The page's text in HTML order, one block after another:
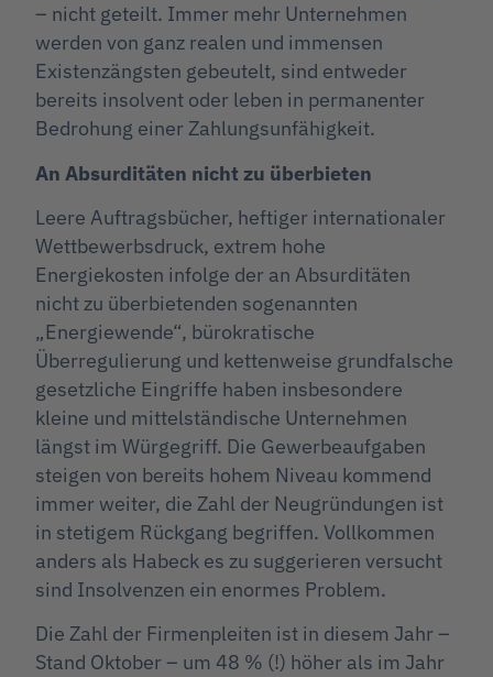
– nicht geteilt. Immer mehr Unternehmen
werden von ganz realen und immensen
Existenzängsten gebeutelt, sind entweder
bereits insolvent oder leben in permanenter
Bedrohung einer Zahlungsunfähigkeit.
An Absurditäten nicht zu überbieten
Leere Auftragsbücher, heftiger internationaler
Wettbewerbsdruck, extrem hohe
Energiekosten infolge der an Absurditäten
nicht zu überbietenden sogenannten
„Energiewende“, bürokratische
Überregulierung und kettenweise grundfalsche
gesetzliche Eingriffe haben insbesondere
kleine und mittelständische Unternehmen
längst im Würgegriff. Die Gewerbeaufgaben
steigen von bereits hohem Niveau kommend
immer weiter, die Zahl der Neugründungen ist
in stetigem Rückgang begriffen. Vollkommen
anders als Habeck es zu suggerieren versucht
sind Insolvenzen ein enormes Problem.
Die Zahl der Firmenpleiten ist in diesem Jahr –
Stand Oktober – um 48 % (!) höher als im Jahr